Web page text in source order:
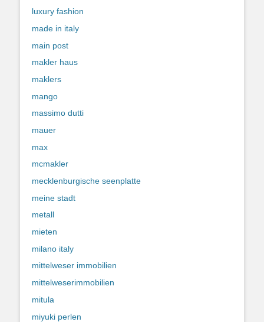
luxury fashion
made in italy
main post
makler haus
maklers
mango
massimo dutti
mauer
max
mcmakler
mecklenburgische seenplatte
meine stadt
metall
mieten
milano italy
mittelweser immobilien
mittelweserimmobilien
mitula
miyuki perlen